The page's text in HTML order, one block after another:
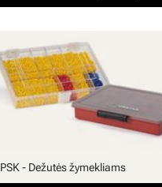
PSK - Dežutės žymekliams